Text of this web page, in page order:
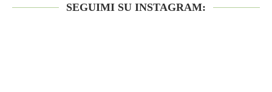
SEGUIMI SU INSTAGRAM: